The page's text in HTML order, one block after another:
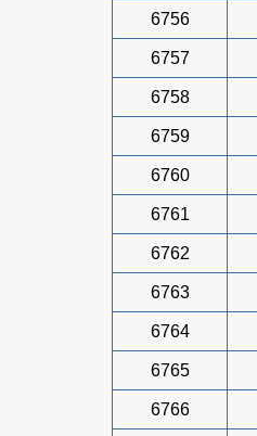
6756
6757
6758
6759
6760
6761
6762
6763
6764
6765
6766